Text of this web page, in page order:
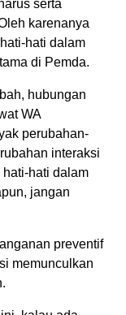
serta
karenanya
hati dalam
di Pemda.
hubungan
WA
perubahan-
interaksi
hati dalam
jangan
preventif
memunculkan